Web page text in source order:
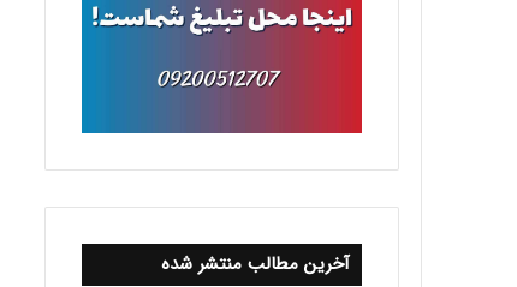
آخرین مطالب منتشر شده